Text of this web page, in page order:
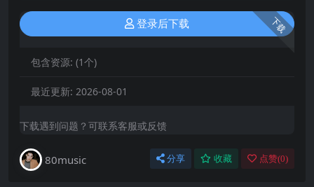
下载
登录后下载
包含资源: (1个)
最近更新: 2026-08-01
下载遇到问题？可联系客服或反馈
80music 分享 收藏 点赞(0)